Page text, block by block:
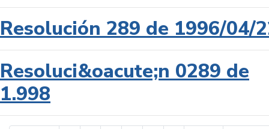
Resolución 289 de 1996/04/
Resoluci&oacute;n 0289 de
1.998